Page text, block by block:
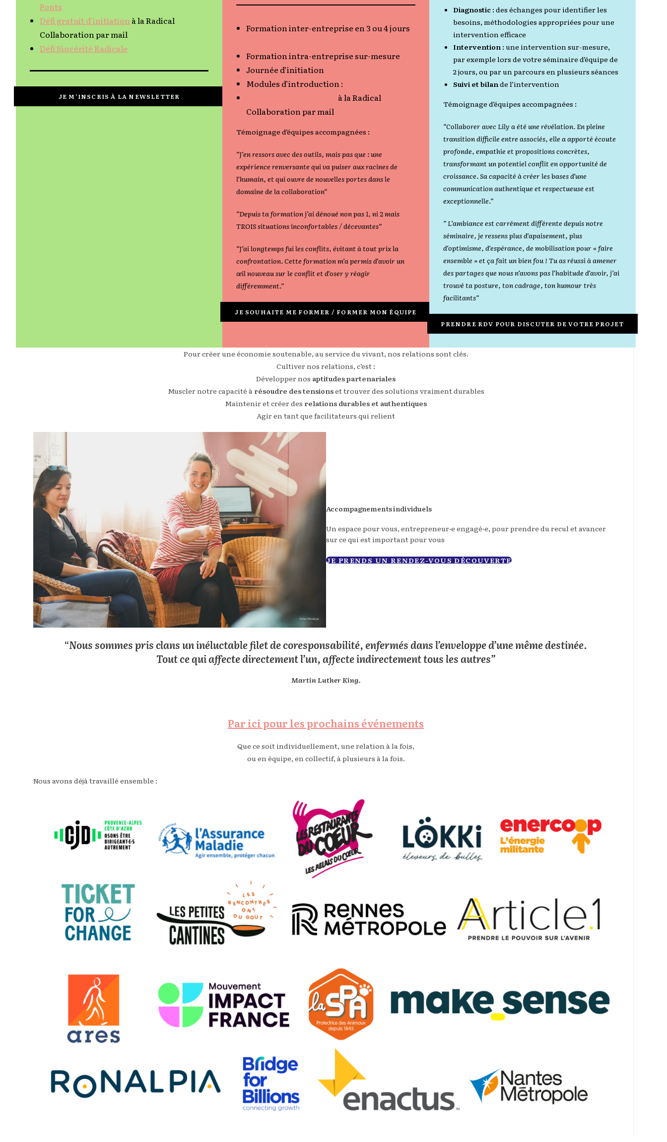
Ponts
Défi gratuit d’initiation à la Radical
Collaborationpar mail
Défi Sincérité Radicale
JE M’INSCRIS À LA NEWSLETTER
Formation inter-entreprise en 3 ou 4 jours
Formation intra-entreprise sur-mesure
Journée d’initiation
Modules d’introduction :
à la Radical
Collaborationpar mail
Témoignage d’équipes accompagnées :
“J’en ressors avec des outils, mais pas que : une
expérience renversante qui va puiser aux racines de
l’humain, et qui ouvre de nouvelles portes dans le
domaine de la collaboration”
“Depuis ta formation j’ai dénoué non pas 1, ni 2 mais
TROIS situations inconfortables / décevantes”
“J’ai longtemps fui les conflits, évitant à tout prix la
confrontation. Cette formation m’a permis d’avoir un
œil nouveau sur le conflit et d’oser y réagir
différemment.”
JE SOUHAITE ME FORMER / FORMER MON ÉQUIPE
Diagnostic : des échanges pour identifier les
besoins, méthodologies appropriées pour une
intervention efficace
Intervention : une intervention sur-mesure,
par exemple lors de votre séminaire d’équipe de
2 jours, ou par un parcours en plusieurs séances
Suivi et bilande l’intervention
Témoignage d’équipes accompagnées :
“Collaborer avec Lily a été une révélation. En pleine
transition difficile entre associés, elle a apporté écoute
profonde, empathie et propositions concrètes,
transformant un potentiel conflit en opportunité de
croissance. Sa capacité à créer les bases d’une
communication authentique et respectueuse est
exceptionnelle.”
” L’ambiance est carrément différente depuis notre
séminaire, je ressens plus d’apaisement, plus
d’optimisme, d’espérance, de mobilisation pour « faire
ensemble » et ça fait un bien fou ! Tu as réussi à amener
des partages que nous n’avons pas l’habitude d’avoir, j’ai
trouvé ta posture, ton cadrage, ton humour très
facilitants”
PRENDRE RDV POUR DISCUTER DE VOTRE PROJET
Pour créer une économie soutenable, au service du vivant, nos relations sont clés.
Cultiver nos relations, c’est :
Développer nos aptitudes partenariales
Muscler notre capacité à résoudre des tensionset trouver des solutions vraiment durables
Maintenir et créer des relations durables et authentiques
Agir en tant que facilitateurs qui relient
Accompagnements individuels
Un espace pour vous, entrepreneur·e engagé·e, pour prendre du recul et avancer
sur ce qui est important pour vous
JE PRENDS UN RENDEZ-VOUS DÉCOUVERTE
“Nous sommes pris clans un inéluctable filet de coresponsabilité, enfermés dans l’enveloppe d’une même destinée.
Tout ce qui affecte directement l’un, affecte indirectement tous les autres”
Martin Luther King.
Par ici pour les prochains événements
Que ce soit individuellement, une relation à la fois,
ou en équipe, en collectif, à plusieurs à la fois.
Nous avons déjà travaillé ensemble :